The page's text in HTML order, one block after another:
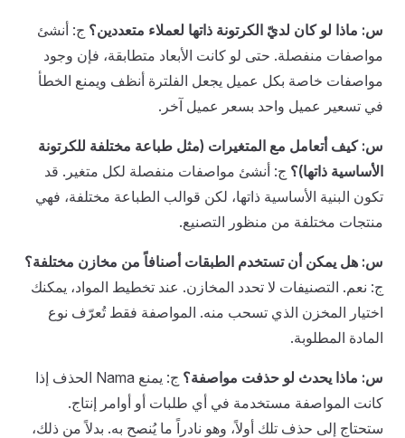
س: ماذا لو كان لديّ الكرتونة ذاتها لعملاء متعددين؟ ج: أنشئ
مواصفات منفصلة. حتى لو كانت الأبعاد متطابقة، فإن وجود
مواصفات خاصة بكل عميل يجعل الفلترة أنظف ويمنع الخطأ
في تسعير عميل واحد بسعر عميل آخر.
س: كيف أتعامل مع المتغيرات (مثل طباعة مختلفة للكرتونة
الأساسية ذاتها)؟ ج: أنشئ مواصفات منفصلة لكل متغير. قد
تكون البنية الأساسية ذاتها، لكن قوالب الطباعة مختلفة، فهي
منتجات مختلفة من منظور التصنيع.
س: هل يمكن أن تستخدم الطبقات أصنافاً من مخازن مختلفة؟
ج: نعم. التصنيفات لا تحدد المخازن. عند تخطيط المواد، يمكنك
اختيار المخزن الذي تسحب منه. المواصفة فقط تُعرّف نوع
المادة المطلوبة.
س: ماذا يحدث لو حذفت مواصفة؟
ج: يمنع Nama الحذف إذا
كانت المواصفة مستخدمة في أي طلبات أو أوامر إنتاج.
ستحتاج إلى حذف تلك أولاً، وهو نادراً ما يُنصح به. بدلاً من ذلك،